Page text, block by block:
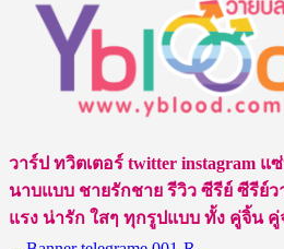
about
Hong
Xiaolong
แชมป์
เพาะ
แห่ง
เอเชีย
นาย
วาร์ป ทวิตเตอร์ twitter instagram แ
นาบแบบ ชายรักชาย รีวิว ซีรีย์ ซีรีย์
แรง น่ารัก ใสๆ ทุกรูปแบบ ทั้ง คู่จิ้น คู่